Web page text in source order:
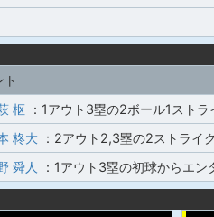
ト
枢 ：1アウト3塁の2ボール1スト
柊大 ：2アウト2,3塁の2ストライ
舜人 ：1アウト3塁の初球からエン